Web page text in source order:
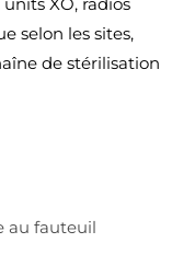
selon les sites,
de stérilisation
au fauteuil